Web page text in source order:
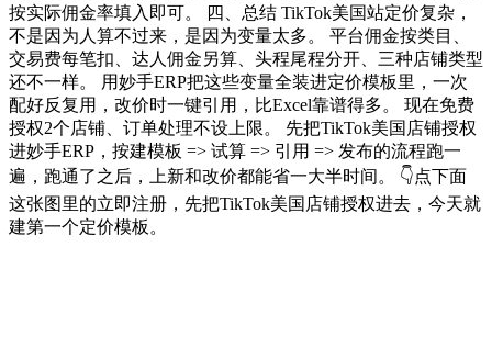
按实际佣金率填入即可。 四、总结 TikTok美国站定价复杂，
不是因为人算不过来，是因为变量太多。 平台佣金按类目、
交易费每笔扣、达人佣金另算、头程尾程分开、三种店铺类型
还不一样。 用妙手ERP把这些变量全装进定价模板里，一次
配好反复用，改价时一键引用，比Excel靠谱得多。 现在免费
授权2个店铺、订单处理不设上限。 先把TikTok美国店铺授权
进妙手ERP，按建模板 => 试算 => 引用 => 发布的流程跑一
遍，跑通了之后，上新和改价都能省一大半时间。 👇点下面
这张图里的立即注册，先把TikTok美国店铺授权进去，今天就
建第一个定价模板。